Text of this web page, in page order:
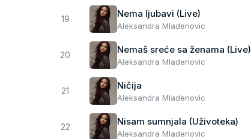
19 Nema ljubavi (Live)
Aleksandra Mladenovic
20 Nemaš sreće sa ženama (Live)
Aleksandra Mladenovic
21 Ničija
Aleksandra Mladenovic
22 Nisam sumnjala (Uživoteka)
Aleksandra Mladenovic